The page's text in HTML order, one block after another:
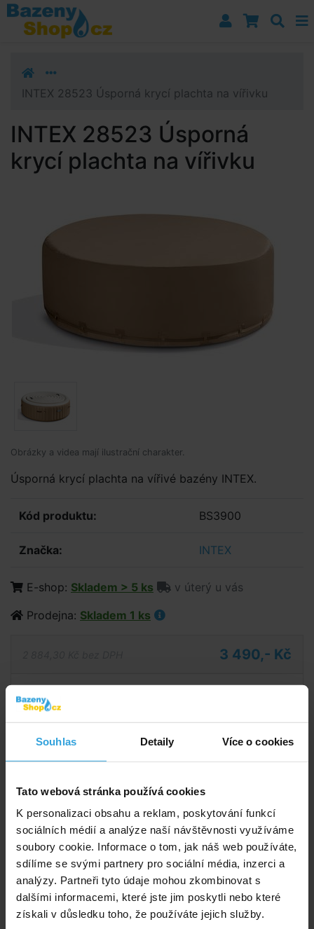
Souhlas Detaily Více o cookies
Tato webová stránka používá cookies
K personalizaci obsahu a reklam, poskytování funkcí
sociálních médií a analýze naší návštěvnosti využíváme
soubory cookie. Informace o tom, jak náš web používáte,
sdílíme se svými partnery pro sociální média, inzerci a
analýzy. Partneři tyto údaje mohou zkombinovat s
dalšími informacemi, které jste jim poskytli nebo které
získali v důsledku toho, že používáte jejich služby.
Přejít k navigaci
Přejít na obsah
Přejít k postrannímu sloupci
INTEX 28523 Úsporná krycí plachta na vířivku
INTEX 28523 Úsporná
krycí plachta na vířivku
Obrázky a videa mají ilustrační charakter.
Úsporná krycí plachta na vířivé bazény INTEX.
Kód produktu: BS3900
Značka: INTEX
E-shop: Skladem > 5 ks
v úterý u vás
Prodejna: Skladem 1 ks
3 490,- Kč
Podrobný popis
Podrobný popis
Inovativní energeticky účinný kryt Pure Spa vyhovuje
všem čtyřmístným masážním modelům Pure Spa
Bubble Massage.
Kryt zlepšuje energetickou účinnost až o 50%.
Vysoká hustota, tepelně odolná pěna zajišťuje